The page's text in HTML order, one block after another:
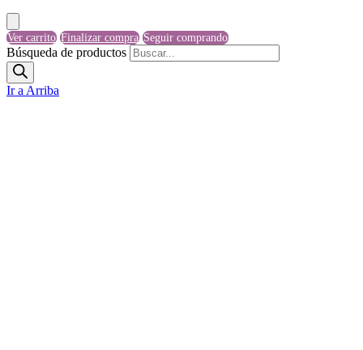
Ver carrito Finalizar compra Seguir comprando
Búsqueda de productos
Ir a Arriba